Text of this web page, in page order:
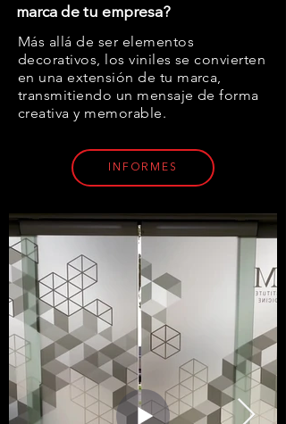
marca de tu empresa?
Más allá de ser elementos
decorativos, los viniles se convierten
en una extensión de tu marca,
transmitiendo un mensaje de forma
creativa y memorable.
INFORMES